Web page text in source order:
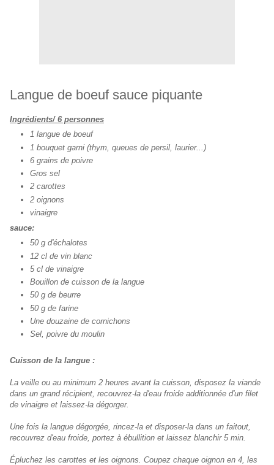
Langue de boeuf sauce piquante
Ingrédients/ 6 personnes
1 langue de boeuf
1 bouquet garni (thym, queues de persil, laurier...)
6 grains de poivre
Gros sel
2 carottes
2 oignons
vinaigre
sauce:
50 g d'échalotes
12 cl de vin blanc
5 cl de vinaigre
Bouillon de cuisson de la langue
50 g de beurre
50 g de farine
Une douzaine de cornichons
Sel, poivre du moulin
Cuisson de la langue :
La veille ou au minimum 2 heures avant la cuisson, disposez la viande
dans un grand récipient, recouvrez-la d'eau froide additionnée d'un filet
de vinaigre et laissez-la dégorger.
Une fois la langue dégorgée, rincez-la et disposer-la dans un faitout,
recouvrez d'eau froide, portez à ébullition et laissez blanchir 5 min.
Épluchez les carottes et les oignons. Coupez chaque oignon en 4, les